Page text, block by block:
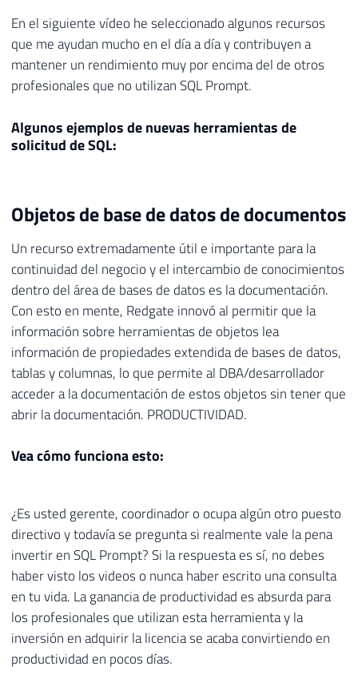
En el siguiente vídeo he seleccionado algunos recursos
que me ayudan mucho en el día a día y contribuyen a
mantener un rendimiento muy por encima del de otros
profesionales que no utilizan SQL Prompt.
Algunos ejemplos de nuevas herramientas de
solicitud de SQL:
Objetos de base de datos de documentos
Un recurso extremadamente útil e importante para la
continuidad del negocio y el intercambio de conocimientos
dentro del área de bases de datos es la documentación.
Con esto en mente, Redgate innovó al permitir que la
información sobre herramientas de objetos lea
información de propiedades extendida de bases de datos,
tablas y columnas, lo que permite al DBA/desarrollador
acceder a la documentación de estos objetos sin tener que
abrir la documentación. PRODUCTIVIDAD.
Vea cómo funciona esto:
¿Es usted gerente, coordinador o ocupa algún otro puesto
directivo y todavía se pregunta si realmente vale la pena
invertir en SQL Prompt? Si la respuesta es sí, no debes
haber visto los videos o nunca haber escrito una consulta
en tu vida. La ganancia de productividad es absurda para
los profesionales que utilizan esta herramienta y la
inversión en adquirir la licencia se acaba convirtiendo en
productividad en pocos días.